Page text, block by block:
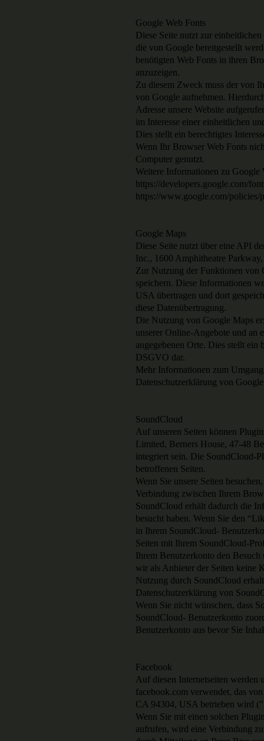
Google Web Fonts
Diese Seite nutzt zur
die von Google bereitgestellt
benötigten Web Fonts in ihren
anzuzeigen.
Zu diesem Zweck muss der von
von Google aufnehmen.
Adresse unsere Website
im Interesse einer einheitlichen
Dies stellt ein berechtigtes
Wenn Ihr Browser Web Fonts
Computer genutzt.
Weitere Informationen zu Google
https://developers.google.com/
https://www.google.com/policies/
Google Maps
Diese Seite nutzt über eine API
Inc., 1600 Amphitheatre
Zur Nutzung der Funktionen von
speichern. Diese Informationen
USA übertragen und dort
diese Datenübertragung.
Die Nutzung von Google Maps
unserer Online-Angebote und an
angegebenen Orte. Dies stellt
DSGVO dar.
Mehr Informationen zum
Datenschutzerklärung von
SoundCloud
Auf unseren Seiten können
Limited, Berners House, 47-48
integriert sein. Die SoundCloud-
betroffenen Seiten.
Wenn Sie unsere Seiten
Verbindung zwischen Ihrem
SoundCloud erhält dadurch die
besucht haben. Wenn Sie den
in Ihrem SoundCloud-
Seiten mit Ihrem SoundCloud-
Ihrem Benutzerkonto den
wir als Anbieter der Seiten keine
Nutzung durch SoundCloud
Datenschutzerklärung von
Wenn Sie nicht wünschen, dass
SoundCloud- Benutzerkonto
Benutzerkonto aus bevor Sie
Facebook
Auf diesen Internetseiten werden
facebook.com verwendet, das
CA 94304, USA betrieben wird
Wenn Sie mit einen solchen
aufrufen, wird eine Verbindung